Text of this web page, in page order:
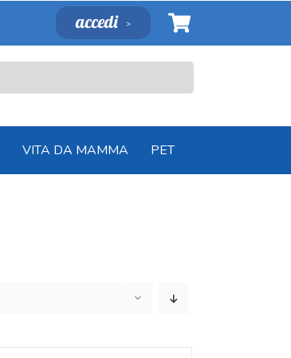
accedi
VITA DA MAMMA PET